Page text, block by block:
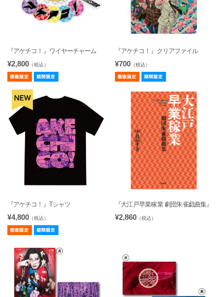
『アケチコ！』ワイヤーチャーム
¥2,800 （税込）
『アケチコ！』クリアファイル
¥700 （税込）
『アケチコ！』Tシャツ
¥4,800 （税込）
『大江戸早業稼業 劇団朱雀戯曲集』
¥2,860 （税込）